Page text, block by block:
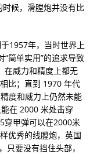
候，滑膛炮并没有比
1957年，当时世界上
简单实用”的追求导致
在威力和精度上都无
比；直到 1970 年代
度和威力上仍然未能
在 2000 米处击穿
穿甲弹可以在2000米
优秀的线膛炮，英国
只要没有挡住头部，